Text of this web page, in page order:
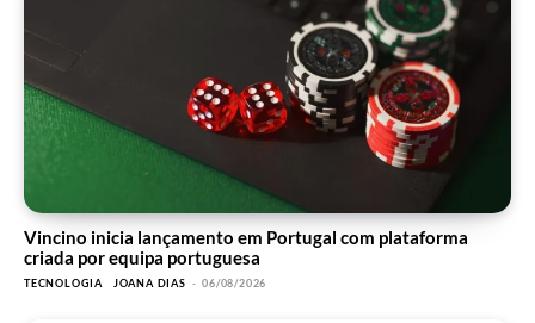
Vincino inicia lançamento em Portugal com plataforma
criada por equipa portuguesa
TECNOLOGIA JOANA DIAS - 06/08/2026